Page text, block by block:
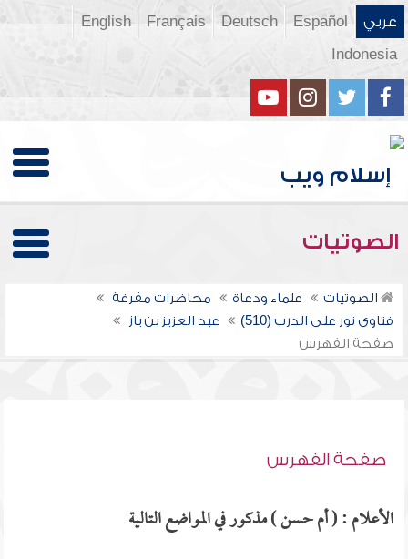
عربي Español
Deutsch
Français
English
Indonesia
الصوتيات
الصوتيات علماء ودعاة
محاضرات مفرغة
فتاوى نور على الدرب (510)
عبد العزيز بن باز
صفحة الفهرس
صفحة الفهرس
الأعلام : ( أم حسن ) مذكور في المواضع التالية